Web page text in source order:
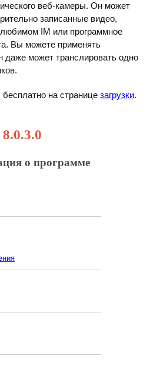
веб-камеры. Он может
записанные видео,
IM или программное
Вы можете применять
может транслировать одно
на странице загрузки.
о программе